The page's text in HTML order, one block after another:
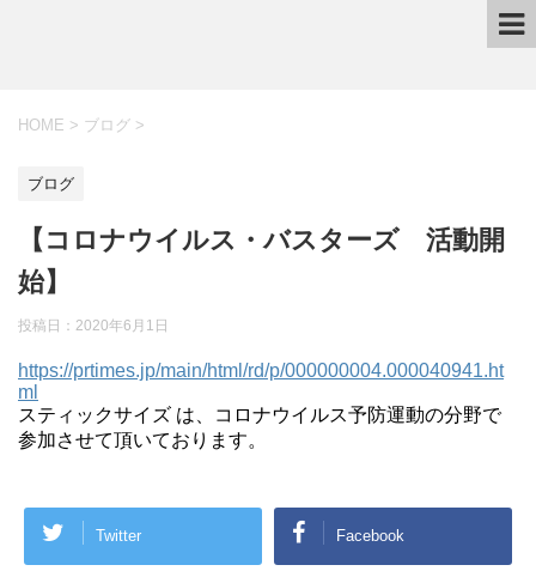
HOME > ブログ >
ブログ
【コロナウイルス・バスターズ 活動開
始】
投稿日：2020年6月1日
https://prtimes.jp/main/html/rd/p/000000004.000040941.ht
ml
スティックサイズ は、コロナウイルス予防運動の分野で
参加させて頂いております。
Twitter Facebook